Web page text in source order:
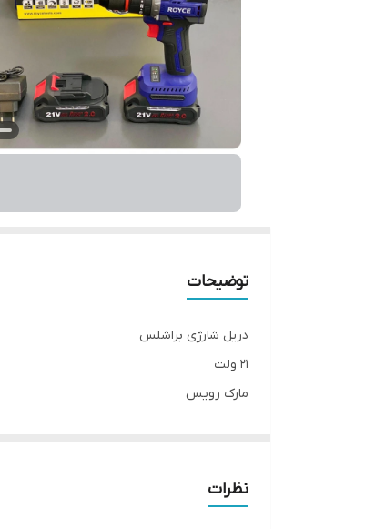
توضیحات
دریل شارژی براشلس
۲۱ ولت
مارک رویس
۳حالته،چکشی و دریل و پیچبند
تورکمتر دار
نظرات